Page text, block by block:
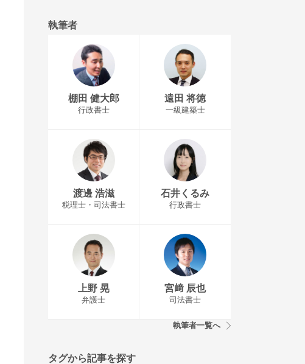
執筆者
棚田 健大郎
行政書士
遠田 将徳
一級建築士
渡邊 浩滋
税理士・司法書士
石井くるみ
行政書士
上野 晃
弁護士
宮﨑 辰也
司法書士
執筆者一覧へ
タグから記事を探す